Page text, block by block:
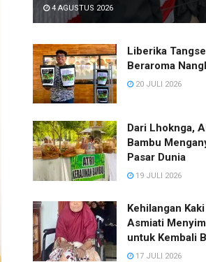
4 AGUSTUS 2026
Liberika
Beraroma
20 JULI 2026
Dari Lhoknga,
Bambu
Pasar Dunia
19 JULI 2026
Kehilangan
Asmiati
untuk Kembali
17 JULI 2026